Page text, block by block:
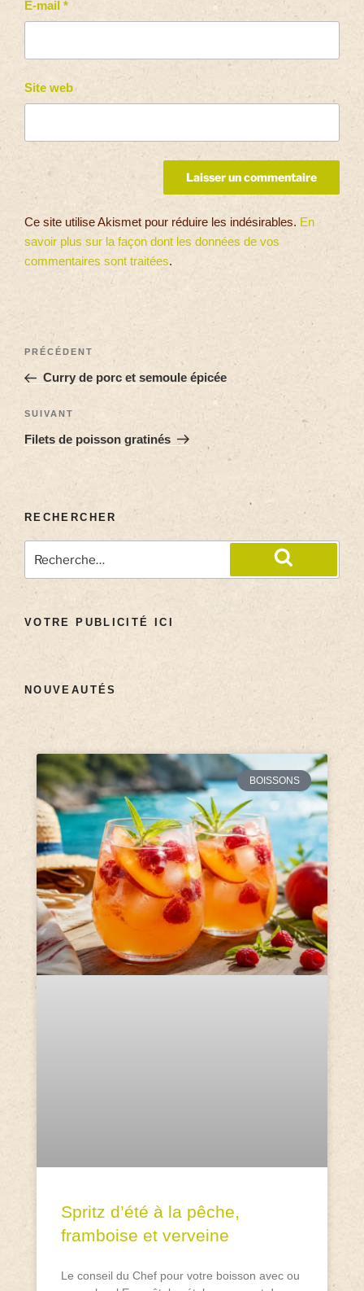
E-mail *
Site web
Ce site utilise Akismet pour réduire les indésirables. En
savoir plus sur la façon dont les données de vos
commentaires sont traitées.
PRÉCÉDENT
Curry de porc et semoule épicée
SUIVANT
Filets de poisson gratinés
RECHERCHER
VOTRE PUBLICITÉ ICI
NOUVEAUTÉS
BOISSONS
Spritz d’été à la pêche,
framboise et verveine
Le conseil du Chef pour votre boisson avec ou